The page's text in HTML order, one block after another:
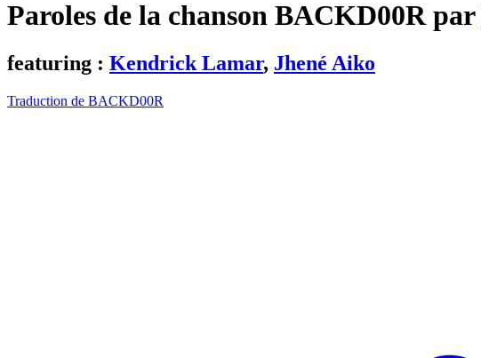
Paroles de la chanson BACKD00R par
featuring : Kendrick Lamar, Jhené Aiko
Traduction de BACKD00R